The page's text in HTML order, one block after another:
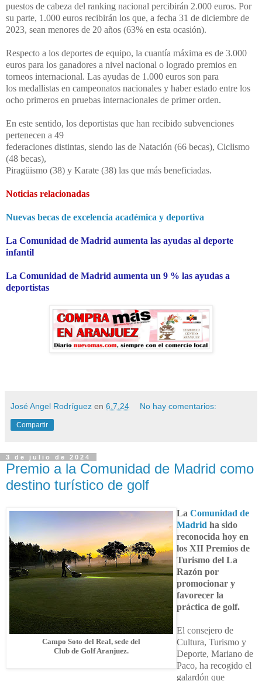
puestos de cabeza del ranking nacional percibirán 2.000 euros. Por
su parte, 1.000 euros recibirán los que, a fecha 31 de diciembre de
2023, sean menores de 20 años (63% en esta ocasión).
Respecto a los deportes de equipo, la cuantía máxima es de 3.000
euros para los ganadores a nivel nacional o logrado premios en
torneos internacional. Las ayudas de 1.000 euros son para
los medallistas en campeonatos nacionales y haber estado entre los
ocho primeros en pruebas internacionales de primer orden.
En este sentido, los deportistas que han recibido subvenciones
pertenecen a 49
federaciones distintas, siendo las de Natación (66 becas), Ciclismo
(48 becas),
Piragüismo (38) y Karate (38) las que más beneficiadas.
Noticias relacionadas
Nuevas becas de excelencia académica y deportiva
La Comunidad de Madrid aumenta las ayudas al deporte
infantil
La Comunidad de Madrid aumenta un 9 % las ayudas a
deportistas
José Angel Rodríguez en 6.7.24 No hay comentarios:
Compartir
3 de julio de 2024
Premio a la Comunidad de Madrid como
destino turístico de golf
Campo Soto del Real, sede del
Club de Golf Aranjuez.
La Comunidad de
Madrid ha sido
reconocida hoy en
los XII Premios de
Turismo del La
Razón por
promocionar y
favorecer la
práctica de golf.
El consejero de
Cultura, Turismo y
Deporte, Mariano de
Paco, ha recogido el
galardón que